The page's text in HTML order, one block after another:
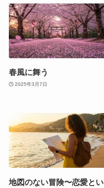
春風に舞う
2025年3月7日
地図のない冒険〜恋愛とい